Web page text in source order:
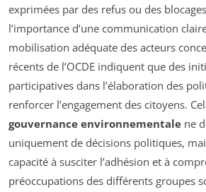
exprimées par des refus ou des
l’importance d’une communication
mobilisation adéquate des acteurs
récents de l’OCDE indiquent que des
participatives dans l’élaboration des
renforcer l’engagement des citoyens.
gouvernance environnementale ne
uniquement de décisions politiques,
capacité à susciter l’adhésion et à
préoccupations des différents groupes